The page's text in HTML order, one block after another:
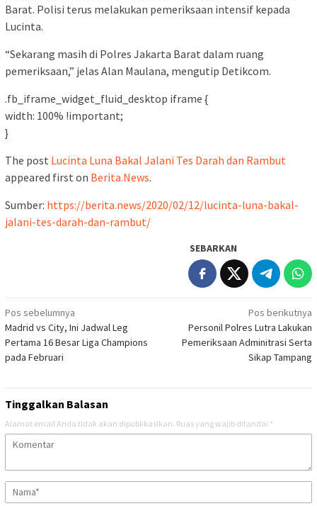
Barat. Polisi terus melakukan pemeriksaan intensif kepada
Lucinta.
“Sekarang masih di Polres Jakarta Barat dalam ruang
pemeriksaan,” jelas Alan Maulana, mengutip Detikcom.
.fb_iframe_widget_fluid_desktop iframe {
width: 100% !important;
}
The post Lucinta Luna Bakal Jalani Tes Darah dan Rambut
appeared first on Berita.News.
Sumber: https://berita.news/2020/02/12/lucinta-luna-bakal-
jalani-tes-darah-dan-rambut/
SEBARKAN
Navigasi
pos
Pos sebelumnya
Madrid vs City, Ini Jadwal Leg
Pertama 16 Besar Liga Champions
pada Februari
Pos berikutnya
Personil Polres Lutra Lakukan
Pemeriksaan Adminitrasi Serta
Sikap Tampang
Tinggalkan Balasan
Alamat email Anda tidak akan dipublikasikan. Ruas yang wajib ditandai *